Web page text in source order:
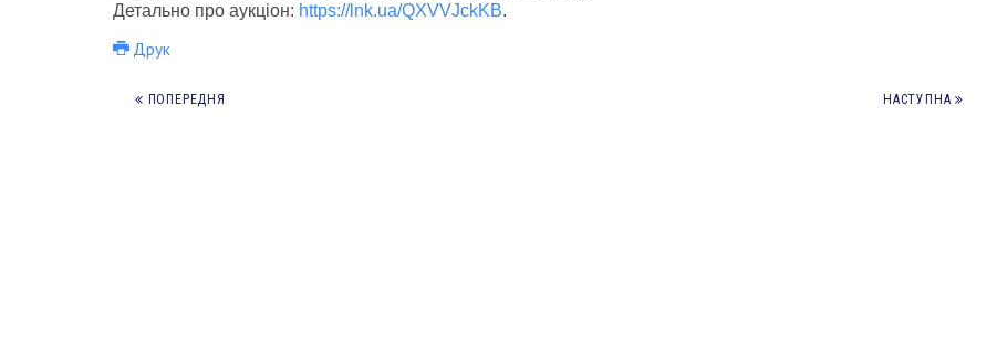
Детально про аукціон: https://lnk.ua/QXVVJckKB.
Друк
ПОПЕРЕДНЯ НАСТУПНА